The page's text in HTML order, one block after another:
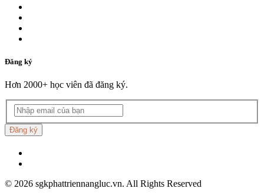
Đăng ký
Hơn 2000+ học viên đã đăng ký.
Đăng ký
© 2026 sgkphattriennangluc.vn. All Rights Reserved